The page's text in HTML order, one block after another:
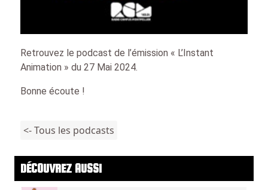
Retrouvez le podcast de l’émission « L’Instant
Animation » du 27 Mai 2024.
Bonne écoute !
<- Tous les podcasts
DÉCOUVREZ AUSSI